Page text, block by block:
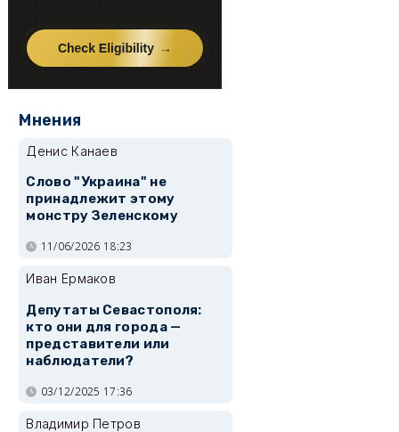
Мнения
Денис Канаев
Слово "Украина" не
принадлежит этому
монстру Зеленскому
11/06/2026 18:23
Иван Ермаков
Депутаты Севастополя:
кто они для города —
представители или
наблюдатели?
03/12/2025 17:36
Владимир Петров